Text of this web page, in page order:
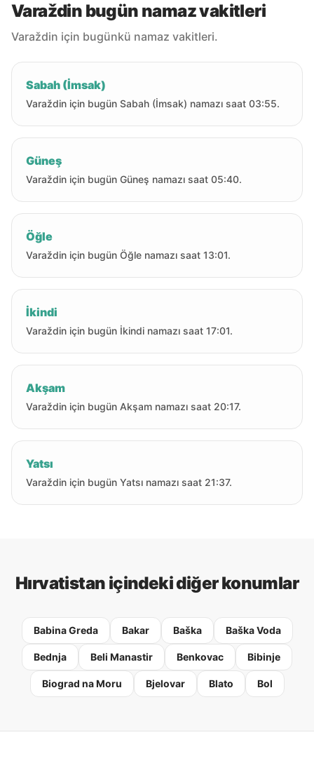
Varaždin bugün namaz vakitleri
Varaždin için bugünkü namaz vakitleri.
Sabah (İmsak)
Varaždin için bugün Sabah (İmsak) namazı saat 03:55.
Güneş
Varaždin için bugün Güneş namazı saat 05:40.
Öğle
Varaždin için bugün Öğle namazı saat 13:01.
İkindi
Varaždin için bugün İkindi namazı saat 17:01.
Akşam
Varaždin için bugün Akşam namazı saat 20:17.
Yatsı
Varaždin için bugün Yatsı namazı saat 21:37.
Hırvatistan içindeki diğer konumlar
Babina Greda Bakar Baška Baška Voda
Bednja Beli Manastir Benkovac Bibinje
Biograd na Moru Bjelovar Blato Bol